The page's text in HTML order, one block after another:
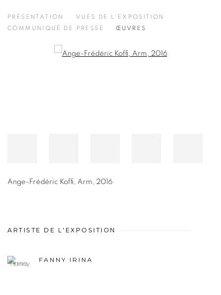
PRÉSENTATION
VUES DE L'EXPOSITION
COMMUNIQUÉ DE PRESSE
ŒUVRES
Open a larger version of the following image in a popup:
Ange-Frédéric Koffi Arm 2016
ARTISTE DE L'EXPOSITION
FANNY IRINA